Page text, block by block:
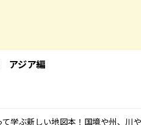
アジア編
学ぶ新しい地図本！国境や州、川